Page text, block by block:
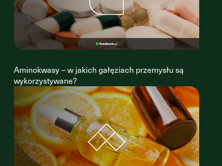
Aminokwasy – w jakich gałęziach przemysłu są
wykorzystywane?